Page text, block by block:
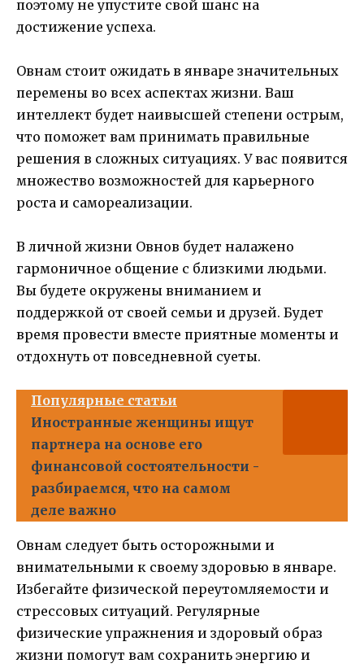
поэтому не упустите свой шанс на
достижение успеха.
Овнам стоит ожидать в январе значительных
перемены во всех аспектах жизни. Ваш
интеллект будет наивысшей степени острым,
что поможет вам принимать правильные
решения в сложных ситуациях. У вас появится
множество возможностей для карьерного
роста и самореализации.
В личной жизни Овнов будет налажено
гармоничное общение с близкими людьми.
Вы будете окружены вниманием и
поддержкой от своей семьи и друзей. Будет
время провести вместе приятные моменты и
отдохнуть от повседневной суеты.
Популярные статьи
Иностранные женщины ищут
партнера на основе его
финансовой состоятельности -
разбираемся, что на самом
деле важно
Овнам следует быть осторожными и
внимательными к своему здоровью в январе.
Избегайте физической переутомляемости и
стрессовых ситуаций. Регулярные
физические упражнения и здоровый образ
жизни помогут вам сохранить энергию и